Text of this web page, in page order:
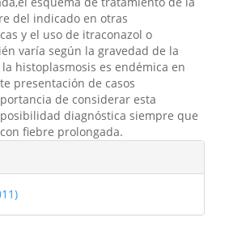
del indicado en otras
y el uso de itraconazol o
varía según la gravedad de la
histoplasmosis es endémica en
presentación de casos
de considerar esta
diagnóstica siempre que
fiebre prolongada.